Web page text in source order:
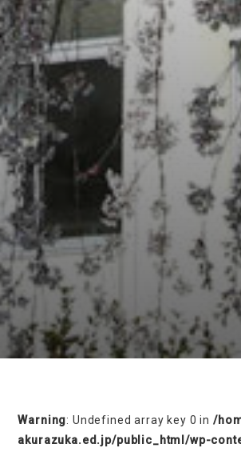
on line230
Warning: Undefined array key 0 in /
akurazuka.ed.jp/public_html/wp-